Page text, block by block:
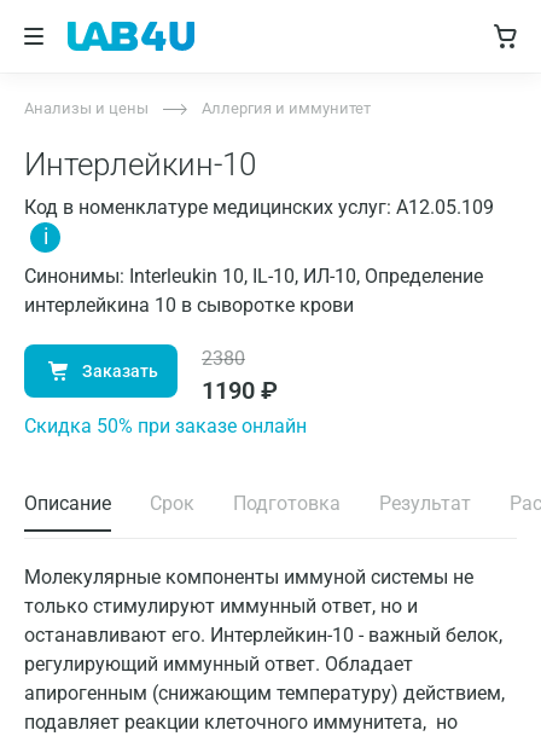
Анализы и цены Аллергия и иммунитет
Интерлейкин-10
Код в номенклатуре медицинских услуг: A12.05.109
i
Синонимы: Interleukin 10, IL-10, ИЛ-10, Определение
интерлейкина 10 в сыворотке крови
Заказать
2380
1190 ₽
Cкидка 50% при заказе онлайн
Описание Срок Подготовка Результат
Молекулярные компоненты иммуной системы не
только стимулируют иммунный ответ, но и
останавливают его. Интерлейкин-10 - важный белок,
регулирующий иммунный ответ. Обладает
апирогенным (снижающим температуру) действием,
подавляет реакции клеточного иммунитета, но